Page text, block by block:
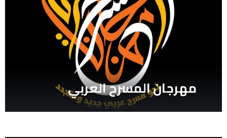
معرض الكويت الدولي للكتاب ال 48/
بشرى عمور
مهرجان المسرح العربي
مهرجان المسرح العربي